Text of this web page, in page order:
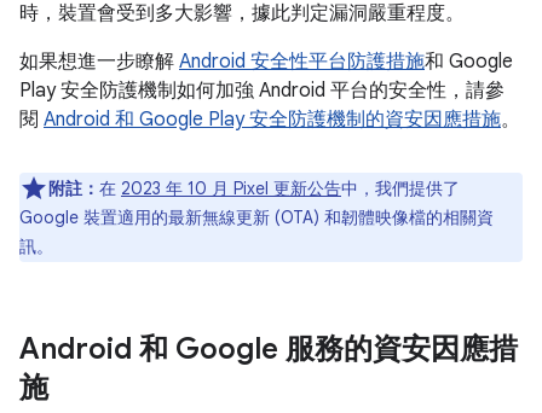
時，裝置會受到多大影響，據此判定漏洞嚴重程度。
如果想進一步瞭解 Android 安全性平台防護措施和 Google
Play 安全防護機制如何加強 Android 平台的安全性，請參
閱 Android 和 Google Play 安全防護機制的資安因應措施。
附註： 在 2023 年 10 月 Pixel 更新公告中，我們提供了
Google 裝置適用的最新無線更新 (OTA) 和韌體映像檔的相關資
訊。
Android 和 Google 服務的資安因應措
施